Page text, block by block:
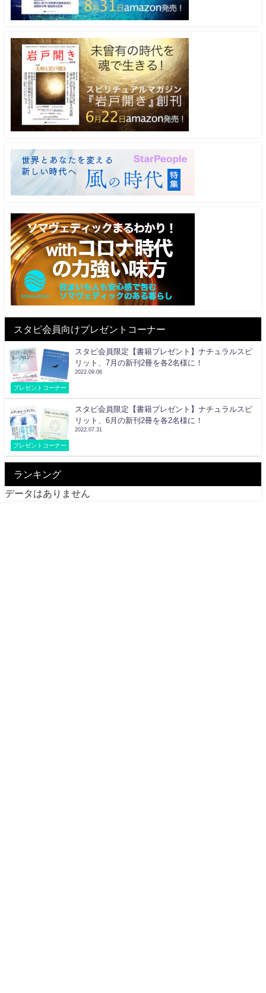
スタピ会員向けプレゼントコーナー
プレゼントコーナー
スタピ会員限定【書籍プレゼント】ナチュラルスピ
リット、7月の新刊2冊を各2名様に！
2022.09.06
プレゼントコーナー
スタピ会員限定【書籍プレゼント】ナチュラルスピ
リット、6月の新刊2冊を各2名様に！
2022.07.31
ランキング
データはありません